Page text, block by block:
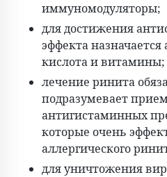
иммуномодуляторы;
для достижения
эффекта назначается
кислота и витамины;
лечение ринита
подразумевает
антигистаминных
которые очень
аллергического
для уничтожения